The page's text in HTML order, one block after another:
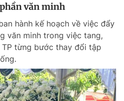
- BTTTT cấp ngày 24.3.2020
về Báo Thanh Niên. Cấm sao chép
sự chấp thuận bằng văn bản.
JSC.
văn minh
hành kế hoạch về việc đẩy
văn minh trong việc tang,
từng bước thay đổi tập